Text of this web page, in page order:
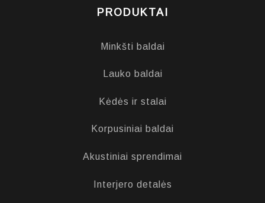
PRODUKTAI
Minkšti baldai
Lauko baldai
Kėdės ir stalai
Korpusiniai baldai
Akustiniai sprendimai
Interjero detalės